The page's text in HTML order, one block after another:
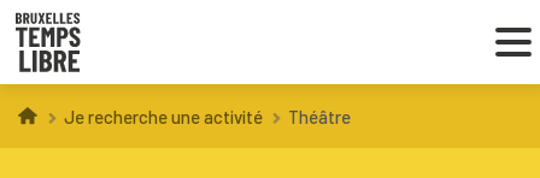
Infos parents
Je recherche une activité Théâtre